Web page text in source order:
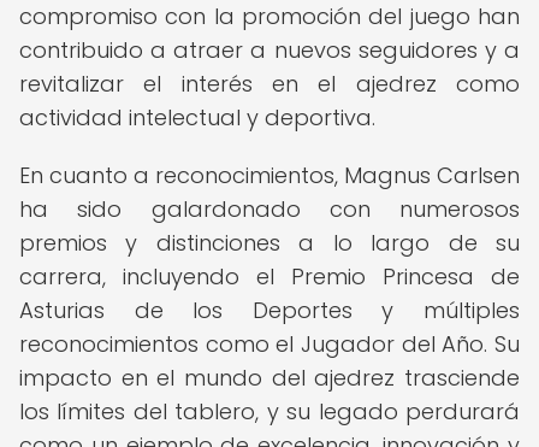
compromiso con la promoción del juego han
contribuido a atraer a nuevos seguidores y a
revitalizar el interés en el ajedrez como
actividad intelectual y deportiva.
En cuanto a reconocimientos, Magnus Carlsen
ha sido galardonado con numerosos
premios y distinciones a lo largo de su
carrera, incluyendo el Premio Princesa de
Asturias de los Deportes y múltiples
reconocimientos como el Jugador del Año. Su
impacto en el mundo del ajedrez trasciende
los límites del tablero, y su legado perdurará